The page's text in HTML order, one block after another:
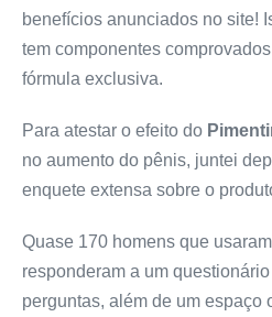
benefícios anunciados no site!
tem componentes
fórmula exclusiva.
Para atestar o efeito do
no aumento do pênis, juntei
enquete extensa sobre o
Quase 170 homens que
responderam a um
perguntas, além de um espaço